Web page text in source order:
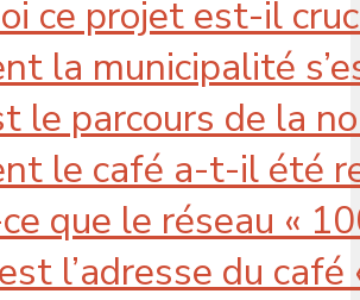
ce projet est-il
la municipalité
le parcours de la
le café a-t-il été
que le réseau «
l’adresse du café